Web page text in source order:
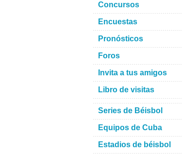
Concursos
Encuestas
Pronósticos
Foros
Invita a tus amigos
Libro de visitas
Series de Béisbol
Equipos de Cuba
Estadios de béisbol